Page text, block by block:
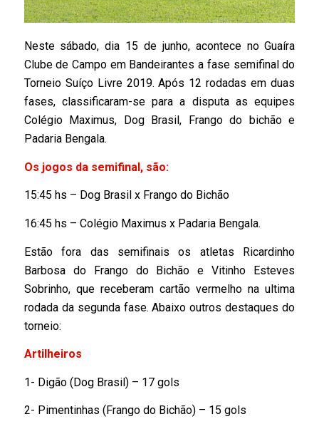
Neste sábado, dia 15 de junho, acontece no Guaíra
Clube de Campo em Bandeirantes a fase semifinal do
Torneio Suíço Livre 2019. Após 12 rodadas em duas
fases, classificaram-se para a disputa as equipes
Colégio Maximus, Dog Brasil, Frango do bichão e
Padaria Bengala.
Os jogos da semifinal, são:
15:45 hs – Dog Brasil x Frango do Bichão
16:45 hs – Colégio Maximus x Padaria Bengala.
Estão fora das semifinais os atletas Ricardinho
Barbosa do Frango do Bichão e Vitinho Esteves
Sobrinho, que receberam cartão vermelho na ultima
rodada da segunda fase. Abaixo outros destaques do
torneio:
Artilheiros
1- Digão (Dog Brasil) – 17 gols
2- Pimentinhas (Frango do Bichão) – 15 gols